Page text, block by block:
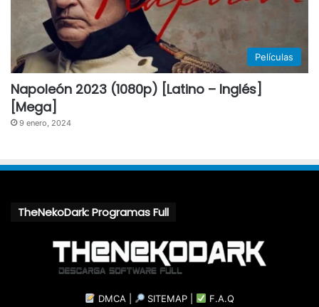
Películas
Napoleón 2023 (1080p) [Latino – Inglés]
[Mega]
9 enero, 2024
TheNekoDark: Programas Full
DMCA SITEMAP F.A.Q